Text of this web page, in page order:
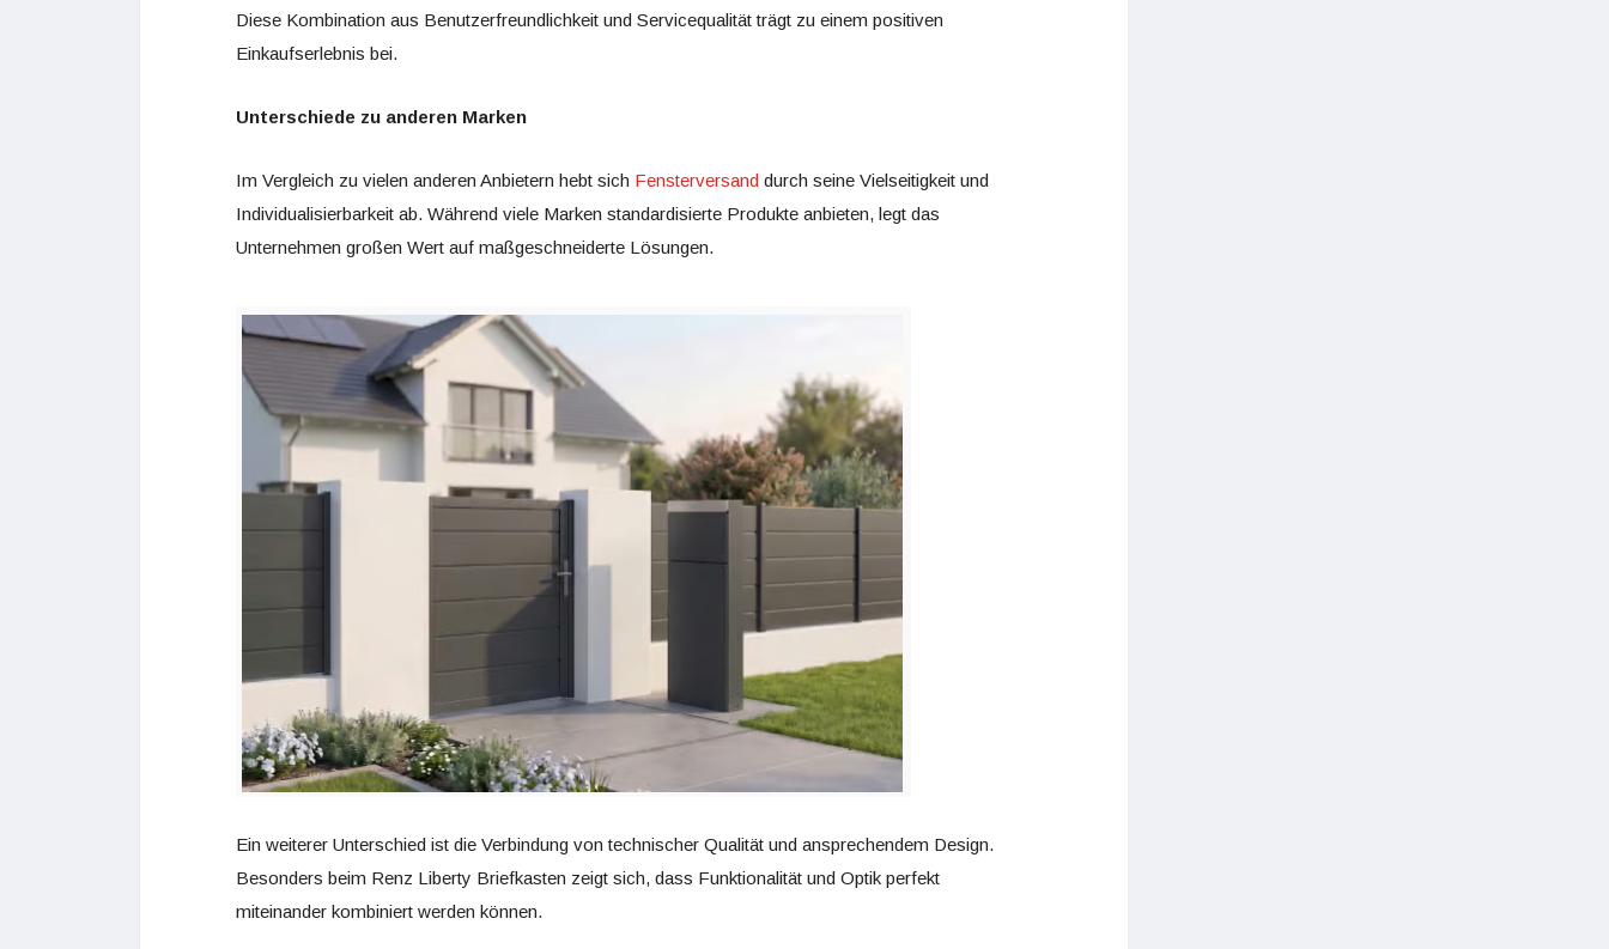
Diese Kombination aus Benutzerfreundlichkeit und Servicequalität trägt zu einem positiven
Einkaufserlebnis bei.
Unterschiede zu anderen Marken
Im Vergleich zu vielen anderen Anbietern hebt sich Fensterversand durch seine Vielseitigkeit und
Individualisierbarkeit ab. Während viele Marken standardisierte Produkte anbieten, legt das
Unternehmen großen Wert auf maßgeschneiderte Lösungen.
Ein weiterer Unterschied ist die Verbindung von technischer Qualität und ansprechendem Design.
Besonders beim Renz Liberty Briefkasten zeigt sich, dass Funktionalität und Optik perfekt
miteinander kombiniert werden können.